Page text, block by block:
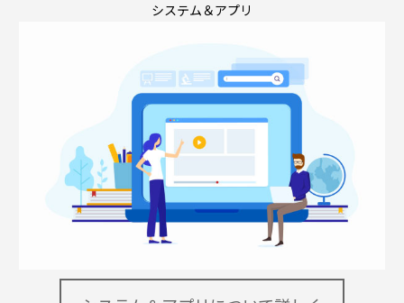
システム＆アプリ